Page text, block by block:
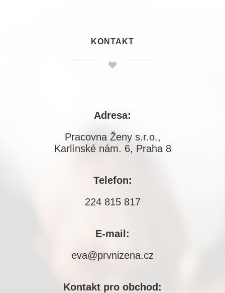
KONTAKT
Adresa:
Pracovna Ženy s.r.o.,
Karlínské nám. 6, Praha 8
Telefon:
224 815 817
E-mail:
eva@prvnizena.cz
Kontakt pro obchod: